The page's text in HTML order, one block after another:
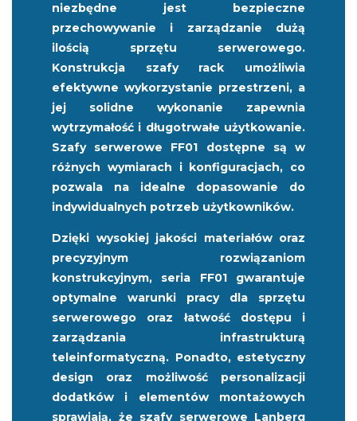
niezbędne jest bezpieczne
przechowywanie i zarządzanie dużą
ilością sprzętu serwerowego.
Konstrukcja szafy rack umożliwia
efektywne wykorzystanie przestrzeni, a
jej solidne wykonanie zapewnia
wytrzymałość i długotrwałe użytkowanie.
Szafy serwerowe FF01 dostępne są w
różnych wymiarach i konfiguracjach, co
pozwala na idealne dopasowanie do
indywidualnych potrzeb użytkowników.
Dzięki wysokiej jakości materiałów oraz
precyzyjnym rozwiązaniom
konstrukcyjnym, seria FF01 gwarantuje
optymalne warunki pracy dla sprzętu
serwerowego oraz łatwość dostępu i
zarządzania infrastrukturą
teleinformatyczną. Ponadto, estetyczny
design oraz możliwość personalizacji
dodatków i elementów montażowych
sprawiają, że szafy serwerowe Lanberg